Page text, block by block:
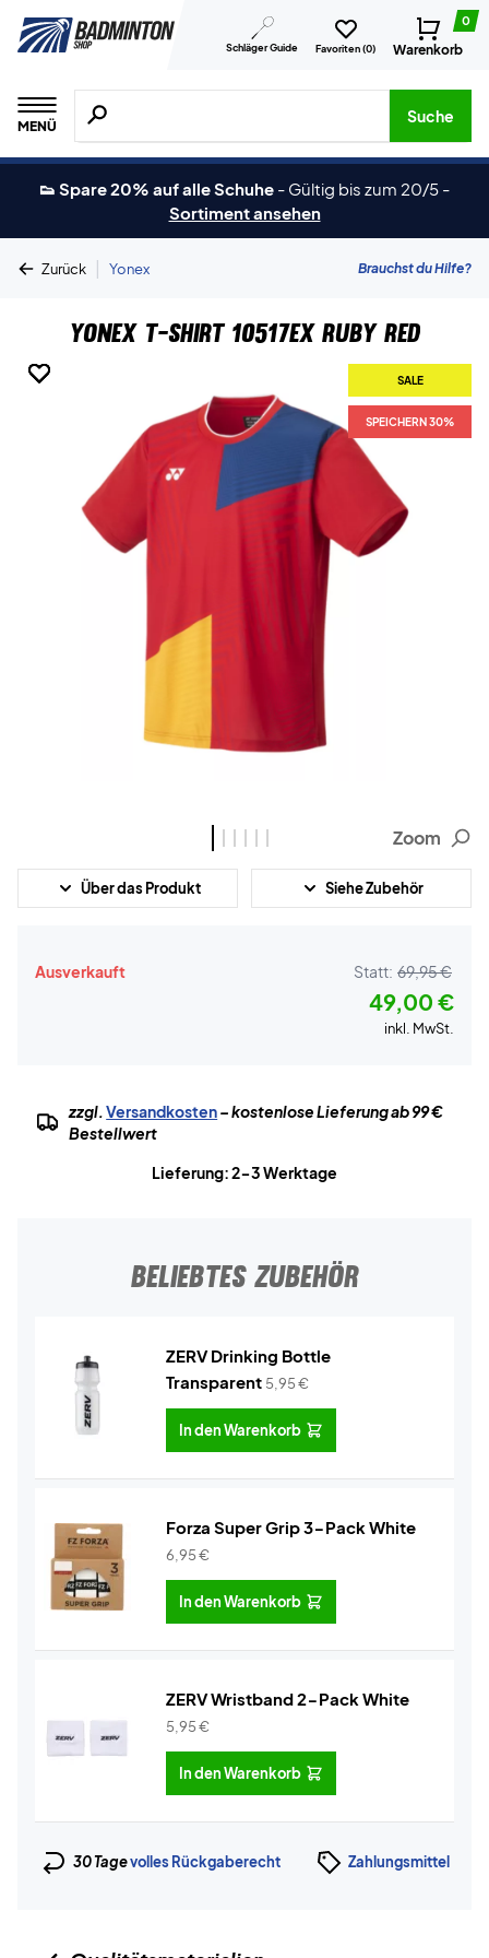
Schläger Guide Favoriten (0)
0
Warenkorb
MENÜ
Suche nach Produkten, Marken usw.
Suche
👟 Spare 20% auf alle Schuhe - Gültig bis zum 20/5 -
Sortiment ansehen
Zurück | Yonex Brauchst du Hilfe?
Yonex T-shirt 10517EX Ruby Red
SALE
SPEICHERN 30%
SALE
SPEICHERN 30%
SALE
SPEICHERN 30%
SALE
SPEICHERN 30%
SALE
SPEICHERN 30%
SALE
SPEICHERN 30%
Zoom
Über das Produkt Siehe Zubehör
Ausverkauft Statt: 69,95 €
49,00 €
inkl. MwSt.
zzgl.Versandkosten– kostenlose Lieferung ab 99 €
Bestellwert
Lieferung: 2-3 Werktage
BELIEBTES ZUBEHÖR
ZERV Drinking Bottle
Transparent 5,95€
In den Warenkorb
Forza Super Grip 3-Pack White
6,95€
In den Warenkorb
ZERV Wristband 2-Pack White
5,95€
In den Warenkorb
30 Tagevolles Rückgaberecht Zahlungsmittel